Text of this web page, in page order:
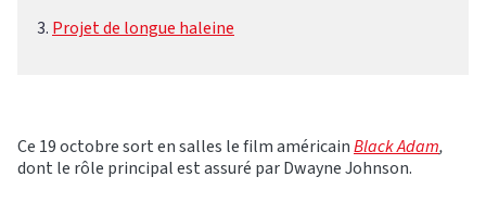
Projet de longue haleine
Ce 19 octobre sort en salles le film américainBlack Adam,
dont le rôle principal est assuré par Dwayne Johnson.